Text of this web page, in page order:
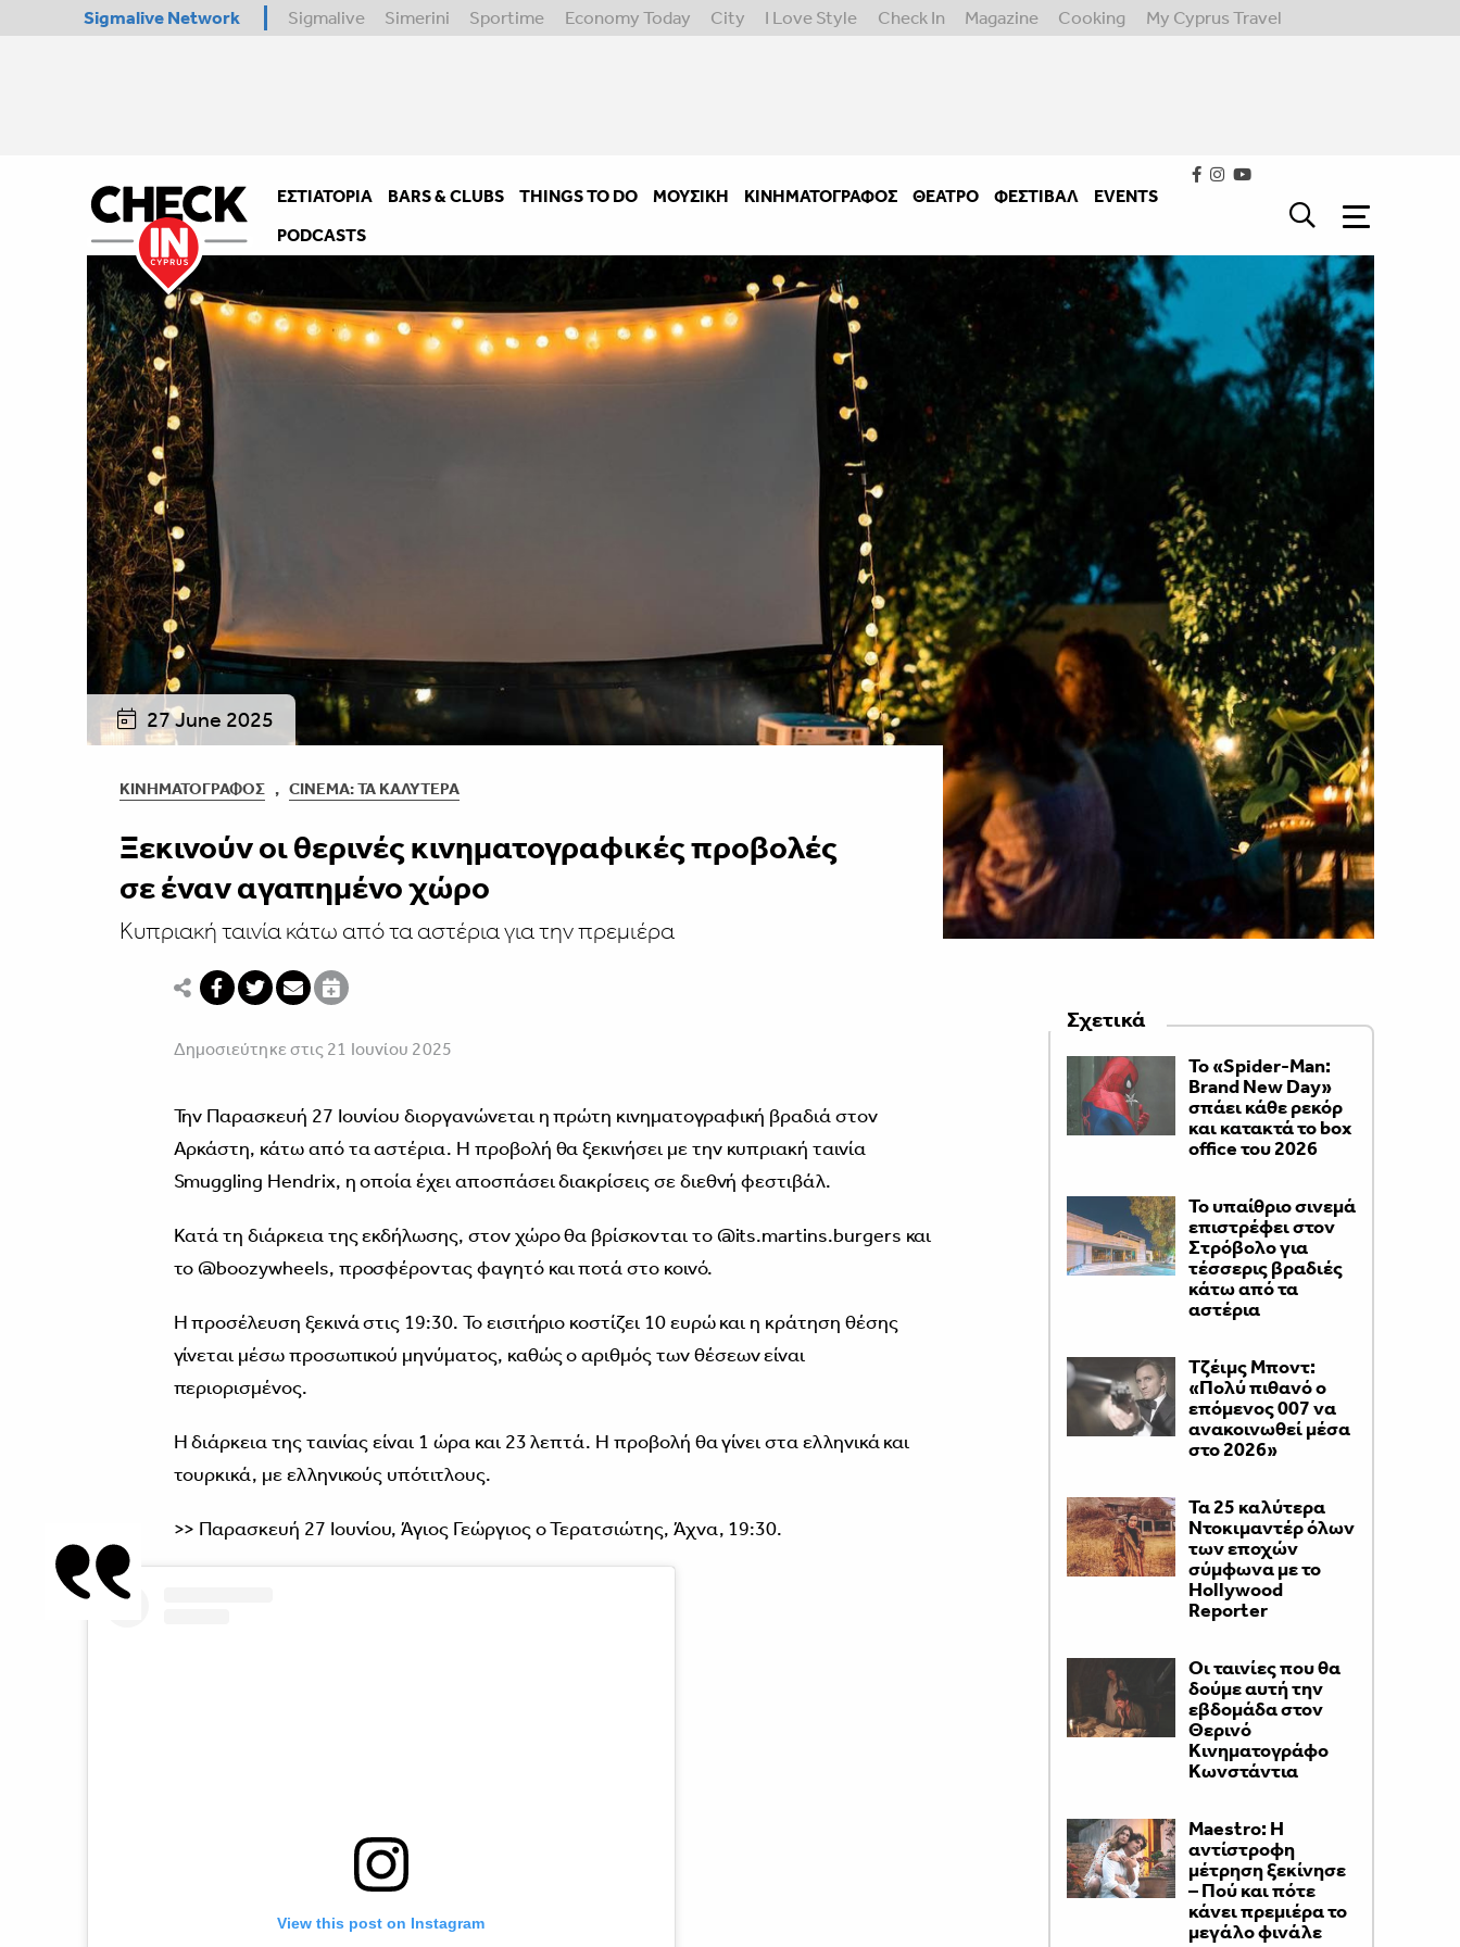
Sigmalive Network Sigmalive Simerini Sportime Economy Today City I Love Style Check In Magazine Cooking My Cyprus Travel
ΕΣΤΙΑΤΌΡΙΑ BARS & CLUBS THINGS TO DO ΜΟΥΣΙΚΉ ΚΙΝΗΜΑΤΟΓΡΆΦΟΣ ΘΈΑΤΡΟ ΦΕΣΤΙΒΑΛ
EVENTS
PODCASTS
27 June 2025
ΚΙΝΗΜΑΤΟΓΡΆΦΟΣ , CINEMA: ΤΑ ΚΑΛΎΤΕΡΑ
Ξεκινούν οι θερινές κινηματογραφικές προβολές
σε έναν αγαπημένο χώρο
Κυπριακή ταινία κάτω από τα αστέρια για την πρεμιέρα
Δημοσιεύτηκε στις 21 Ιουνίου 2025
Την Παρασκευή 27 Ιουνίου διοργανώνεται η πρώτη κινηματογραφική βραδιά στον
Αρκάστη, κάτω από τα αστέρια. Η προβολή θα ξεκινήσει με την κυπριακή ταινία
Smuggling Hendrix, η οποία έχει αποσπάσει διακρίσεις σε διεθνή φεστιβάλ.
Κατά τη διάρκεια της εκδήλωσης, στον χώρο θα βρίσκονται το @its.martins.burgers και
το @boozywheels, προσφέροντας φαγητό και ποτά στο κοινό.
Η προσέλευση ξεκινά στις 19:30. Το εισιτήριο κοστίζει 10 ευρώ και η κράτηση θέσης
γίνεται μέσω προσωπικού μηνύματος, καθώς ο αριθμός των θέσεων είναι
περιορισμένος.
Η διάρκεια της ταινίας είναι 1 ώρα και 23 λεπτά. Η προβολή θα γίνει στα ελληνικά και
τουρκικά, με ελληνικούς υπότιτλους.
>> Παρασκευή 27 Ιουνίου, Άγιος Γεώργιος ο Τερατσιώτης, Άχνα, 19:30.
View this post on Instagram
Σχετικά
Το «Spider-Man:
Brand New Day»
σπάει κάθε ρεκόρ
και κατακτά το box
office του 2026
Το υπαίθριο σινεμά
επιστρέφει στον
Στρόβολο για
τέσσερις βραδιές
κάτω από τα
αστέρια
Τζέιμς Μποντ:
«Πολύ πιθανό ο
επόμενος 007 να
ανακοινωθεί μέσα
στο 2026»
Τα 25 καλύτερα
Ντοκιμαντέρ όλων
των εποχών
σύμφωνα με το
Hollywood
Reporter
Οι ταινίες που θα
δούμε αυτή την
εβδομάδα στον
Θερινό
Κινηματογράφο
Κωνστάντια
Maestro: Η
αντίστροφη
μέτρηση ξεκίνησε
– Πού και πότε
κάνει πρεμιέρα το
μεγάλο φινάλε